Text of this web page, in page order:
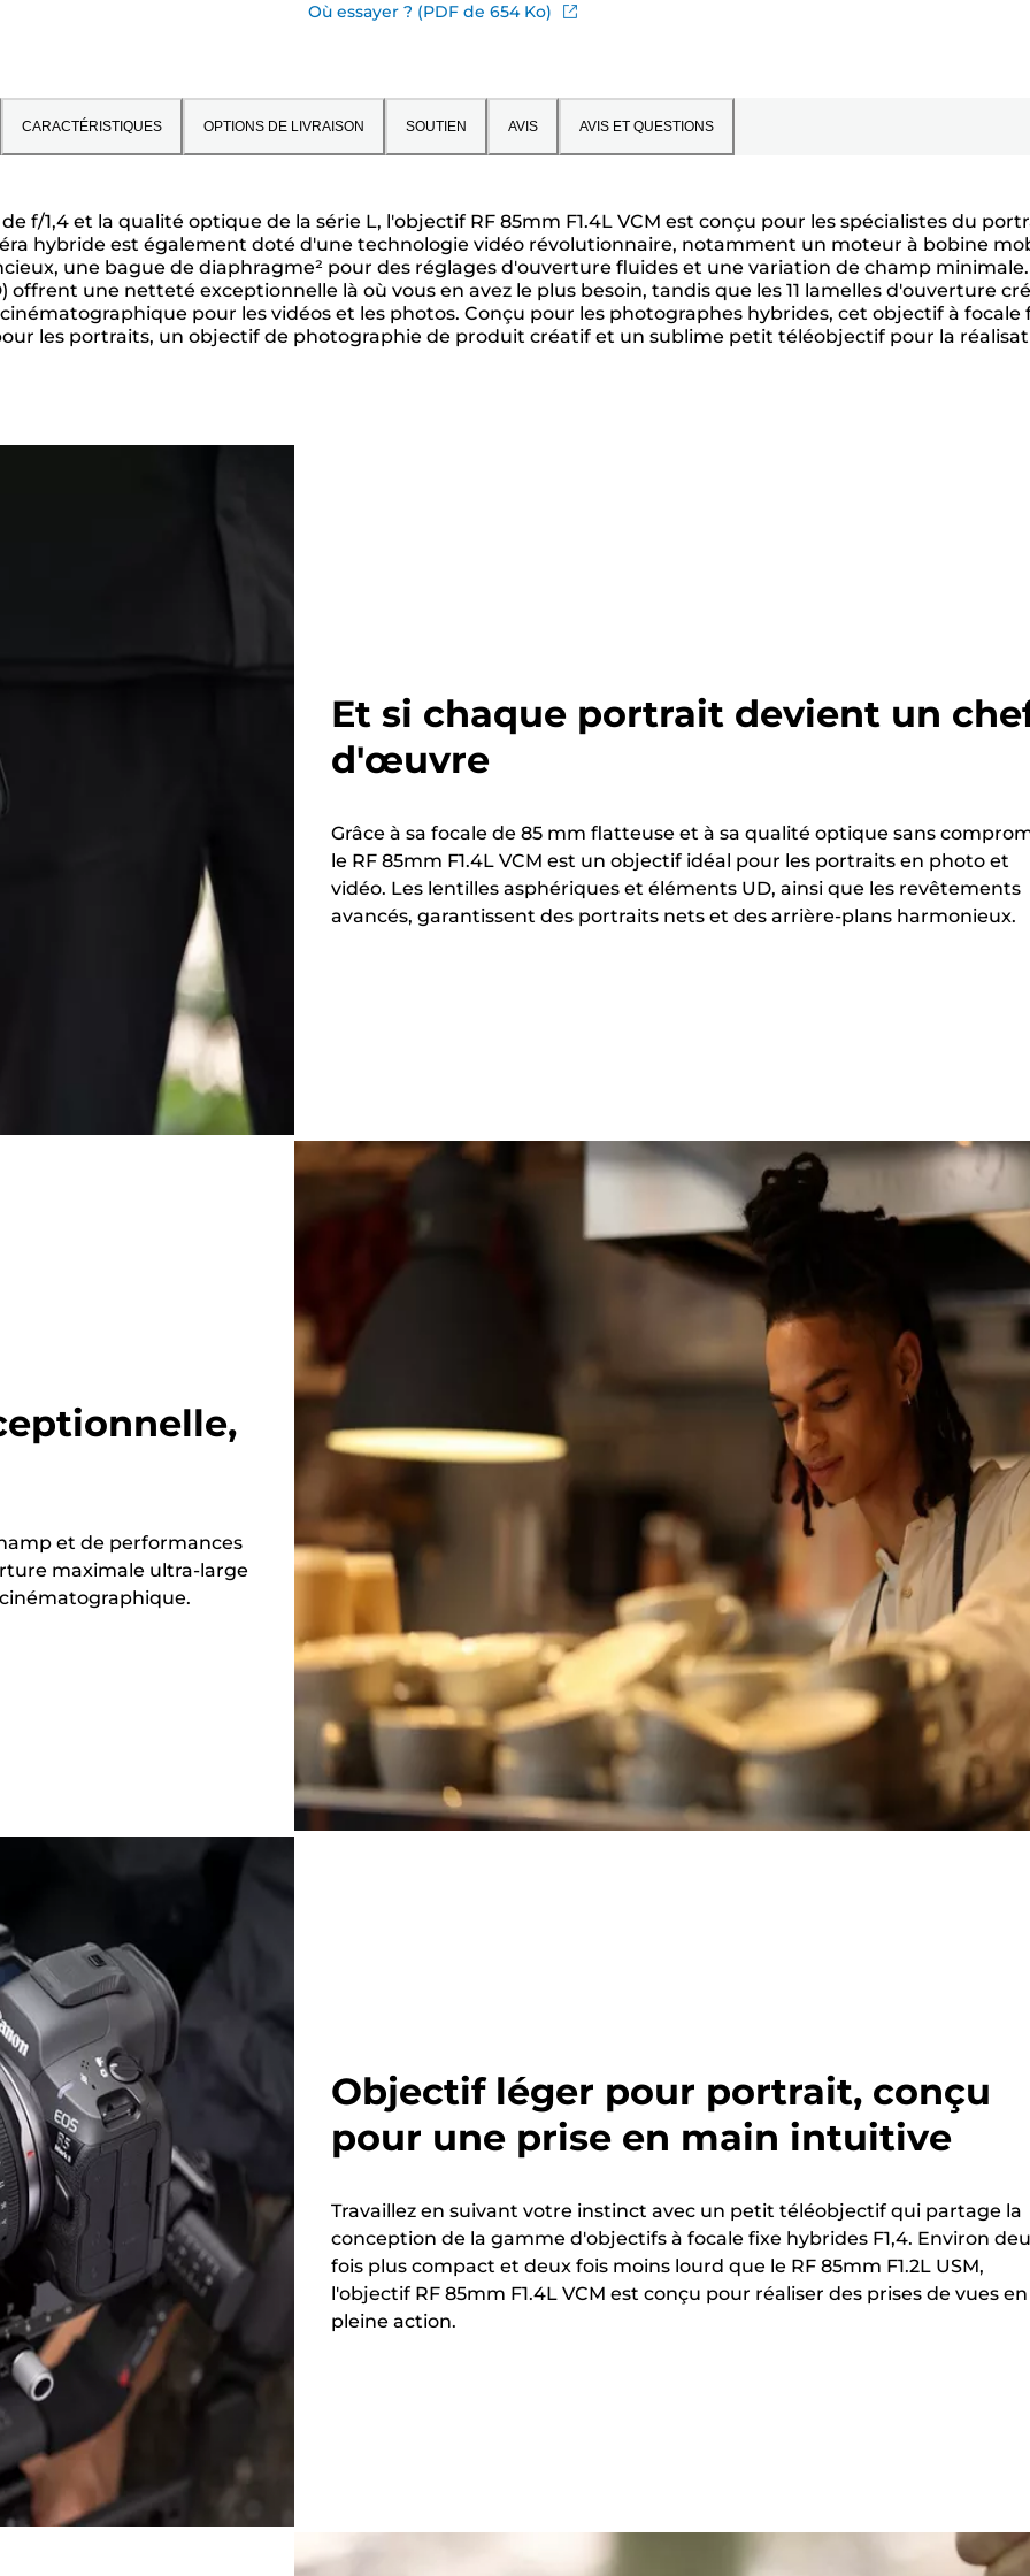
Où essayer ? (PDF de 654 Ko)
CARACTÉRISTIQUES OPTIONS DE LIVRAISON SOUTIEN AVIS AVIS ET QUESTIONS
f/1,4 et la qualité optique de la série L, l'objectif RF 85mm F1.4L VCM est conçu pour les spécialistes du
hybride est également doté d'une technologie vidéo révolutionnaire, notamment un moteur à bobine
une bague de diaphragme² pour des réglages d'ouverture fluides et une variation de champ
une netteté exceptionnelle là où vous en avez le plus besoin, tandis que les 11 lamelles d'ouverture
pour les vidéos et les photos. Conçu pour les photographes hybrides, cet objectif à focale
les portraits, un objectif de photographie de produit créatif et un sublime petit téléobjectif pour la
Et si chaque portrait devient un
d'œuvre
Grâce à sa focale de 85 mm flatteuse et à sa qualité optique sans
le RF 85mm F1.4L VCM est un objectif idéal pour les portraits en photo et
vidéo. Les lentilles asphériques et éléments UD, ainsi que les revêtements
avancés, garantissent des portraits nets et des arrière-plans harmonieux.
et de performances
maximale ultra-large
Objectif léger pour portrait, conçu
pour une prise en main intuitive
Travaillez en suivant votre instinct avec un petit téléobjectif qui partage la
conception de la gamme d'objectifs à focale fixe hybrides F1,4. Environ
fois plus compact et deux fois moins lourd que le RF 85mm F1.2L USM,
l'objectif RF 85mm F1.4L VCM est conçu pour réaliser des prises de vues en
pleine action.